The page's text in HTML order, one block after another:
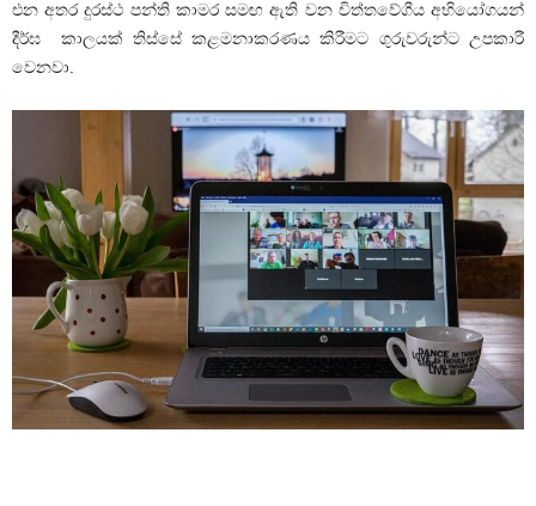
එන අතර දුරස්ථ පන්ති කාමර සමඟ ඇති වන චිත්තවේගීය අභියෝගයන්
දීර්ඝ කාලයක් තිස්සේ කළමනාකරණය කිරීමට ගුරුවරුන්ට උපකාරී
වෙනවා.